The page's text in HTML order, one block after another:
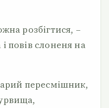
розбігтися, –
повів слоненя на
пересмішник,